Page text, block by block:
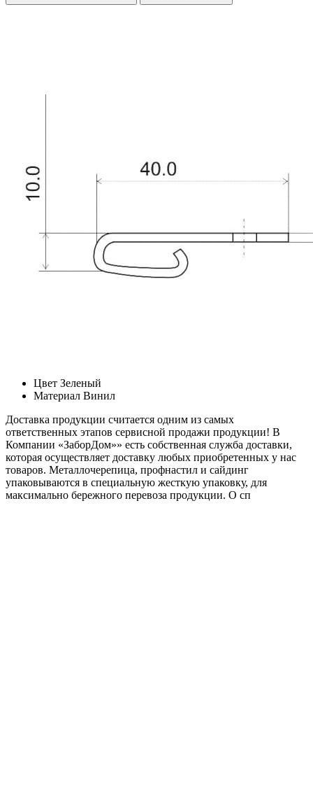
Цвет Зеленый
Материал Винил
Доставка продукции считается одним из самых
ответственных этапов сервисной продажи продукции! В
Компании «ЗаборДом»» есть собственная служба доставки,
которая осуществляет доставку любых приобретенных у нас
товаров. Металлочерепица, профнастил и сайдинг
упаковываются в специальную жесткую упаковку, для
максимально бережного перевоза продукции. О сп